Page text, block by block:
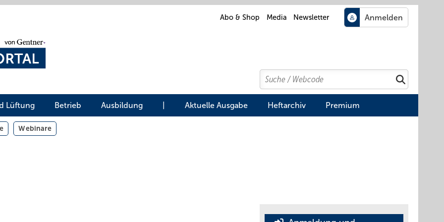
Abo & Shop Media Newsletter
Search
Suchen
Lüftung Betrieb Ausbildung Aktuelle Ausgabe Heftarchiv Premium
Webinare